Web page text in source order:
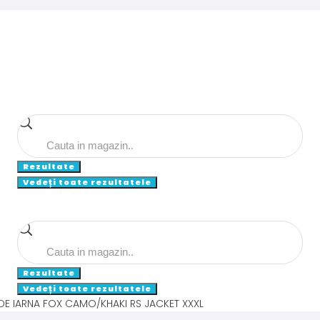
Search
...
Rezultate
Vedeți toate rezultatele
Search
...
Rezultate
Vedeți toate rezultatele
IARNA FOX CAMO/KHAKI RS JACKET XXXL